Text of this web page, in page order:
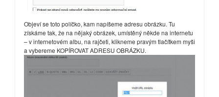
Objeví se toto políčko, kam napíšeme adresu obrázku. Tu
získáme tak, že na nějaký obrázek, umístěný někde na internetu
– v internetovém albu, na rajčeti, klikneme pravým tlačítkem myši
a vybereme KOPÍROVAT ADRESU OBRÁZKU.